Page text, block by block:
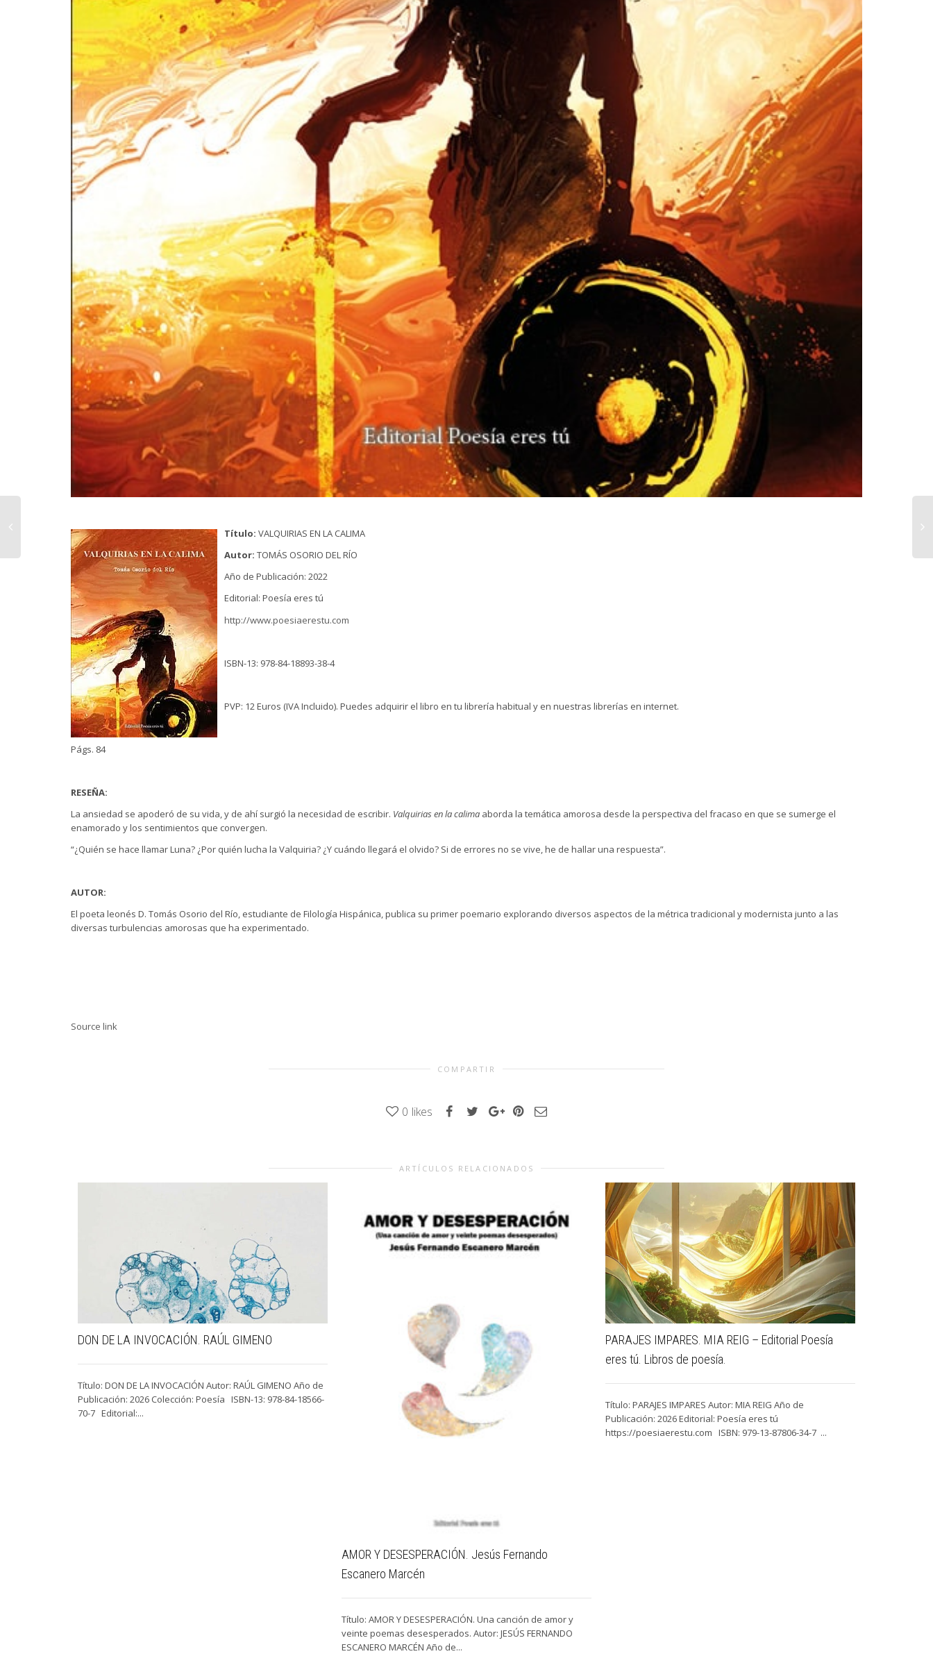
Título: VALQUIRIAS EN LA CALIMA
Autor: TOMÁS OSORIO DEL RÍO
Año de Publicación: 2022
Editorial: Poesía eres tú
http://www.poesiaerestu.com
ISBN-13: 978-84-18893-38-4
PVP: 12 Euros (IVA Incluido). Puedes adquirir el libro en tu librería habitual y en nuestras librerías en internet.
Págs. 84
RESEÑA:
La ansiedad se apoderó de su vida, y de ahí surgió la necesidad de escribir. Valquirias en la calima aborda la temática amorosa desde la perspectiva del fracaso en que se sumerge el
enamorado y los sentimientos que convergen.
“¿Quién se hace llamar Luna? ¿Por quién lucha la Valquiria? ¿Y cuándo llegará el olvido? Si de errores no se vive, he de hallar una respuesta”.
AUTOR:
El poeta leonés D. Tomás Osorio del Río, estudiante de Filología Hispánica, publica su primer poemario explorando diversos aspectos de la métrica tradicional y modernista junto a las
diversas turbulencias amorosas que ha experimentado.
Source link
COMPARTIR
0 likes
ARTÍCULOS RELACIONADOS
DON DE LA INVOCACIÓN. RAÚL GIMENO
Título: DON DE LA INVOCACIÓN Autor: RAÚL GIMENO Año de
Publicación: 2026 Colección: Poesía ISBN-13: 978-84-18566-
70-7 Editorial:...
AMOR Y DESESPERACIÓN. Jesús Fernando
Escanero Marcén
Título: AMOR Y DESESPERACIÓN. Una canción de amor y
veinte poemas desesperados. Autor: JESÚS FERNANDO
ESCANERO MARCÉN Año de...
PARAJES IMPARES. MIA REIG – Editorial Poesía
eres tú. Libros de poesía.
Título: PARAJES IMPARES Autor: MIA REIG Año de
Publicación: 2026 Editorial: Poesía eres tú
https://poesiaerestu.com ISBN: 979-13-87806-34-7 ...